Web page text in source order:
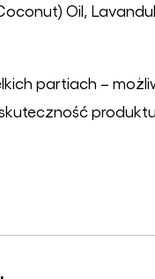
Oil,
partiach –
produktu.